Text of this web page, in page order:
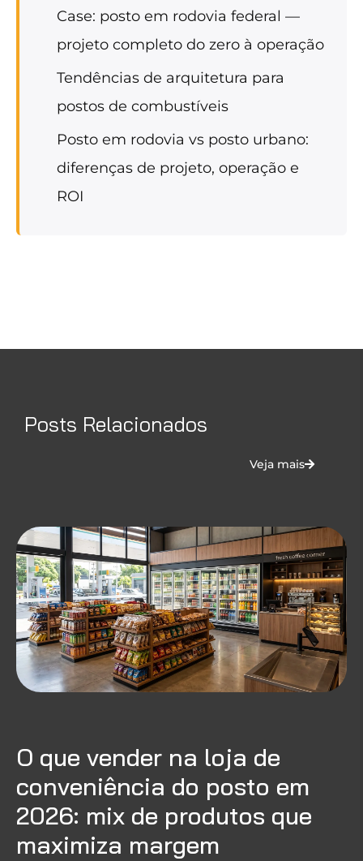
Case: posto em rodovia federal —
projeto completo do zero à operação
Tendências de arquitetura para
postos de combustíveis
Posto em rodovia vs posto urbano:
diferenças de projeto, operação e
ROI
Posts Relacionados
Veja mais
O que vender na loja de
conveniência do posto em
2026: mix de produtos que
maximiza margem